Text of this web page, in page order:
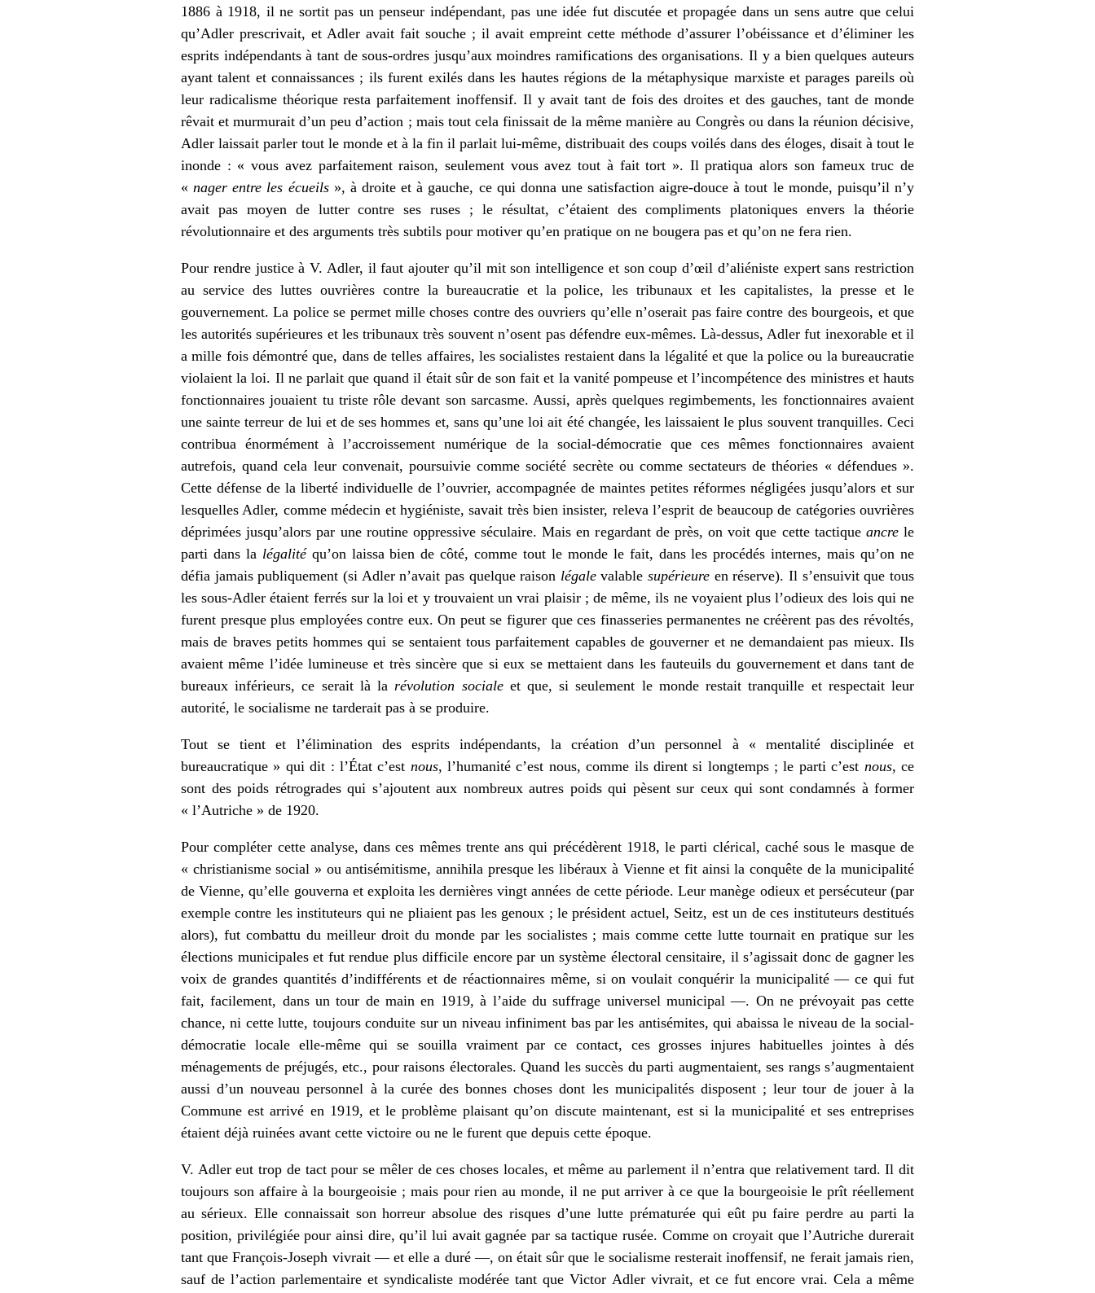
1886 à 1918, il ne sortit pas un penseur indépendant, pas une idée fut discutée et propagée dans un sens autre que celui
qu’Adler prescrivait, et Adler avait fait souche ; il avait empreint cette méthode d’assurer l’obéissance et d’éliminer les
esprits indépendants à tant de sous-ordres jusqu’aux moindres ramifications des organisations. Il y a bien quelques auteurs
ayant talent et connaissances ; ils furent exilés dans les hautes régions de la métaphysique marxiste et parages pareils où
leur radicalisme théorique resta parfaitement inoffensif. Il y avait tant de fois des droites et des gauches, tant de monde
rêvait et murmurait d’un peu d’action ; mais tout cela finissait de la même manière au Congrès ou dans la réunion décisive,
Adler laissait parler tout le monde et à la fin il parlait lui-même, distribuait des coups voilés dans des éloges, disait à tout le
inonde : « vous avez parfaitement raison, seulement vous avez tout à fait tort ». Il pratiqua alors son fameux truc de
« nager entre les écueils», à droite et à gauche, ce qui donna une satisfaction aigre-douce à tout le monde, puisqu’il n’y
avait pas moyen de lutter contre ses ruses ; le résultat, c’étaient des compliments platoniques envers la théorie
révolutionnaire et des arguments très subtils pour motiver qu’en pratique on ne bougera pas et qu’on ne fera rien.
Pour rendre justice à V. Adler, il faut ajouter qu’il mit son intelligence et son coup d’œil d’aliéniste expert sans restriction
au service des luttes ouvrières contre la bureaucratie et la police, les tribunaux et les capitalistes, la presse et le
gouvernement. La police se permet mille choses contre des ouvriers qu’elle n’oserait pas faire contre des bourgeois, et que
les autorités supérieures et les tribunaux très souvent n’osent pas défendre eux-mêmes. Là-dessus, Adler fut inexorable et il
a mille fois démontré que, dans de telles affaires, les socialistes restaient dans la légalité et que la police ou la bureaucratie
violaient la loi. Il ne parlait que quand il était sûr de son fait et la vanité pompeuse et l’incompétence des ministres et hauts
fonctionnaires jouaient tu triste rôle devant son sarcasme. Aussi, après quelques regimbements, les fonctionnaires avaient
une sainte terreur de lui et de ses hommes et, sans qu’une loi ait été changée, les laissaient le plus souvent tranquilles. Ceci
contribua énormément à l’accroissement numérique de la social-démocratie que ces mêmes fonctionnaires avaient
autrefois, quand cela leur convenait, poursuivie comme société secrète ou comme sectateurs de théories « défendues ».
Cette défense de la liberté individuelle de l’ouvrier, accompa­gnée de maintes petites réformes négligées jusqu’alors et sur
lesquelles Adler, comme médecin et hygiéniste, savait très bien insister, releva l’esprit de beaucoup de catégories ouvrières
déprimées jusqu’alors par une routine oppressive séculaire. Mais en regardant de près, on voit que cette tactique ancrele
parti dans la légalitéqu’on laissa bien de côté, comme tout le monde le fait, dans les procédés internes, mais qu’on ne
défia jamais publiquement (si Adler n’avait pas quelque raison légalevalablesupérieure en réserve). Il s’ensuivit que tous
les sous-Adler étaient ferrés sur la loi et y trouvaient un vrai plaisir ; de même, ils ne voyaient plus l’odieux des lois qui ne
furent presque plus employées contre eux. On peut se figurer que ces finasseries permanentes ne créèrent pas des révoltés,
mais de braves petits hommes qui se sentaient tous parfaitement capables de gouverner et ne demandaient pas mieux. Ils
avaient même l’idée lumineuse et très sincère que si eux se mettaient dans les fauteuils du gouvernement et dans tant de
bureaux inférieurs, ce serait là la révolution socialeet que, si seulement le monde restait tranquille et respectait leur
autorité, le socialisme ne tarderait pas à se produire.
Tout se tient et l’élimination des esprits indépendants, la création d’un personnel à « mentalité disciplinée et
bureaucratique » qui dit : l’État c’est nous, l’humanité c’est nous, comme ils dirent si longtemps ; le parti c’est nous, ce
sont des poids rétrogrades qui s’ajoutent aux nombreux autres poids qui pèsent sur ceux qui sont condamnés à former
« l’Autriche » de 1920.
Pour compléter cette analyse, dans ces mêmes trente ans qui précédèrent 1918, le parti clérical, caché sous le masque de
« christianisme social » ou antisémitisme, annihila presque les libéraux à Vienne et fit ainsi la conquête de la municipalité
de Vienne, qu’elle gouverna et exploita les dernières vingt années de cette période. Leur manège odieux et persécuteur (par
exemple contre les instituteurs qui ne pliaient pas les genoux ; le président actuel, Seitz, est un de ces instituteurs destitués
alors), fut combattu du meilleur droit du monde par les socialistes ; mais comme cette lutte tournait en pratique sur les
élections municipales et fut rendue plus difficile encore par un système électoral censitaire, il s’agissait donc de gagner les
voix de grandes quantités d’indifférents et de réactionnaires même, si on voulait conquérir la municipalité — ce qui fut
fait, facilement, dans un tour de main en 1919, à l’aide du suffrage universel municipal —. On ne prévoyait pas cette
chance, ni cette lutte, toujours conduite sur un niveau infiniment bas par les antisémites, qui abaissa le niveau de la social-
démocratie locale elle-même qui se souilla vraiment par ce contact, ces grosses injures habituelles jointes à dés
ménagements de préjugés, etc., pour raisons électorales. Quand les succès du parti augmentaient, ses rangs s’augmentaient
aussi d’un nouveau personnel à la curée des bonnes choses dont les municipalités disposent ; leur tour de jouer à la
Commune est arrivé en 1919, et le problème plaisant qu’on discute maintenant, est si la municipalité et ses entreprises
étaient déjà ruinées avant cette victoire ou ne le furent que depuis cette époque.
V. Adler eut trop de tact pour se mêler de ces choses locales, et même au parlement il n’entra que relativement tard. Il dit
toujours son affaire à la bourgeoisie ; mais pour rien au monde, il ne put arriver à ce que la bourgeoisie le prît réellement
au sérieux. Elle connaissait son horreur absolue des risques d’une lutte prématurée qui eût pu faire perdre au parti la
position, privilégiée pour ainsi dire, qu’il lui avait gagnée par sa tactique rusée. Comme on croyait que l’Autriche durerait
tant que François-Joseph vivrait — et elle a duré —, on était sûr que le socialisme resterait inoffensif, ne ferait jamais rien,
sauf de l’action parlementaire et syndicaliste modérée tant que Victor Adler vivrait, et ce fut encore vrai. Cela a même